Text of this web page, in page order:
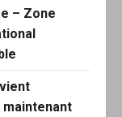
– Zone
maintenant